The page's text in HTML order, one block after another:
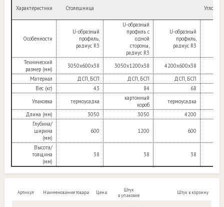
Характеристики Столешница Угловой
Особенности
U-образный
профиль,
радиус R3
U-образный
профиль с
одной
стороны,
радиус R3
U-образный
профиль,
радиус R3
Технический
размер (мм)
3050х600х38 3050х1200х38 4200х600х38
Материал
ДСП, БСП ДСП, БСП ДСП, БСП
Вес (кг)
43 84
68
Упаковка
термоусадка
картонный
короб
термоусадка
Длина (мм)
3050 3050
4200
Глубина/
ширина
(мм)
600 1200 600
Высота/
толщина
(мм)
38 38 38
Артикул Наименование товара Цена
Штук
в упаковке
Штук в корзину